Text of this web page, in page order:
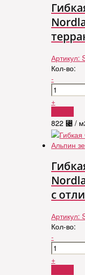
Артикул:
Кол-во:
-
+
822 ⃄ /
с
Артикул:
Кол-во:
-
+